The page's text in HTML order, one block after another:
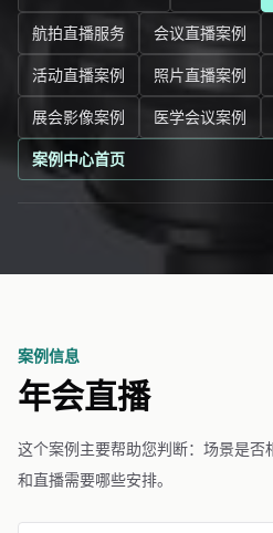
航拍直播服务
会议直播案例
活动直播案例
照片直播案例
展会影像案例
医学会议案例
案例中心首页
案例信息
年会直播
这个案例主要帮助您判断：场景是
和直播需要哪些安排。